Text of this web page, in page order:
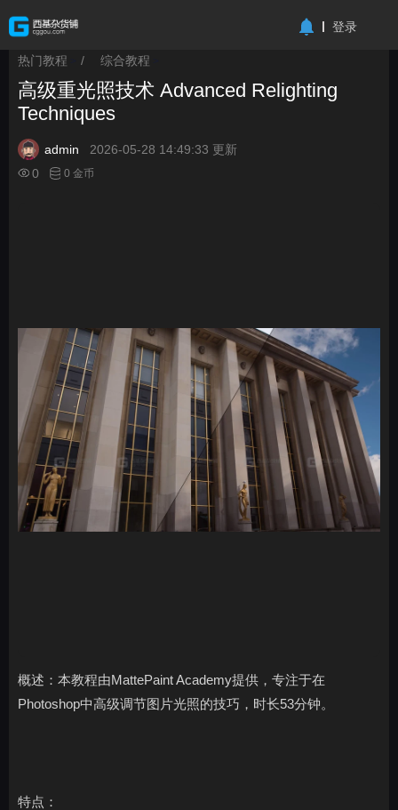
登录
热门教程 / 综合教程
高级重光照技术 Advanced Relighting
Techniques
admin
2026-05-28 14:49:33 更新
0
0 金币
概述：本教程由MattePaint Academy提供，专注于在
Photoshop中高级调节图片光照的技巧，时长53分钟。
特点：